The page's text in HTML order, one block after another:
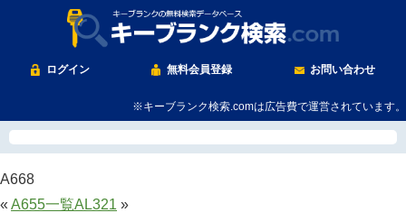
ログイン 無料会員登録 お問い合わせ
※キーブランク検索.comは広告費で運営されています。
A668
« A655一覧AL321 »